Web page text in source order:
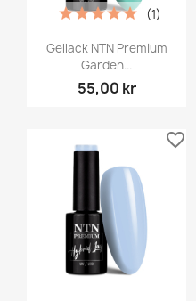
Gellack NTN Premium
Garden...
55,00 kr
(1)
favorite_border